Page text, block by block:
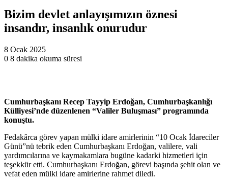
Bizim devlet anlayışımızın öznesi
insandır, insanlık onurudur
8 Ocak 2025
0 8 dakika okuma süresi
Cumhurbaşkanı Recep Tayyip Erdoğan, Cumhurbaşkanlığı
Külliyesi’nde düzenlenen “Valiler Buluşması” programında
konuştu.
Fedakârca görev yapan mülki idare amirlerinin “10 Ocak İdareciler
Günü”nü tebrik eden Cumhurbaşkanı Erdoğan, valilere, vali
yardımcılarına ve kaymakamlara bugüne kadarki hizmetleri için
teşekkür etti. Cumhurbaşkanı Erdoğan, görevi başında şehit olan ve
vefat eden mülki idare amirlerine rahmet diledi.